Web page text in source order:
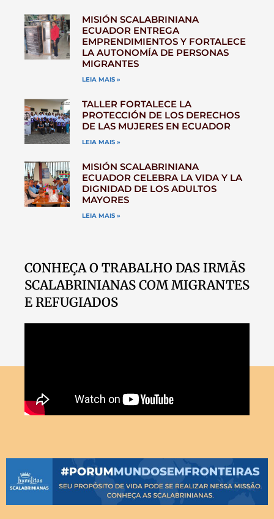
MISIÓN SCALABRINIANA
ECUADOR ENTREGA
EMPRENDIMIENTOS Y FORTALECE
LA AUTONOMÍA DE PERSONAS
MIGRANTES
LEIA MAIS »
TALLER FORTALECE LA
PROTECCIÓN DE LOS DERECHOS
DE LAS MUJERES EN ECUADOR
LEIA MAIS »
MISIÓN SCALABRINIANA
ECUADOR CELEBRA LA VIDA Y LA
DIGNIDAD DE LOS ADULTOS
MAYORES
LEIA MAIS »
CONHEÇA O TRABALHO DAS IRMÃS
SCALABRINIANAS COM MIGRANTES
E REFUGIADOS